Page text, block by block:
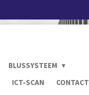
BLUSSYSTEEM
ICT-SCAN CONTACT